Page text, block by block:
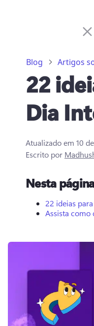
Blog Artigos
22
Dia
Atualizado em 10
Escrito por
Nesta
22 ideias
Assista como